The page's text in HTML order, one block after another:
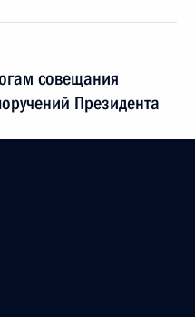
совещания
Президента